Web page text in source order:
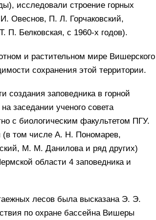
исследовали строение горных
Овеснов, П. Л. Горчаковский,
П. Белковская, с 1960-х годов).
и растительном мире Вишерского
сохранения этой территории.
создания заповедника в горной
заседании ученого совета
с биологическим факультетом ПГУ.
(в том числе А. Н. Пономарев,
М. М. Данилова и ряд других)
области 4 заповедника и
лесов была высказана Э. Э.
по охране бассейна Вишеры